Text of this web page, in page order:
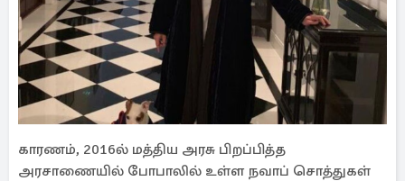
காரணம், 2016ல் மத்திய அரசு பிறப்பித்த
அரசாணையில் போபாலில் உள்ள நவாப் சொத்துகள்